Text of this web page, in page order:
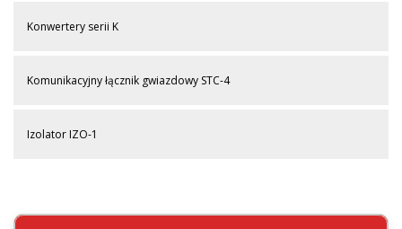
Konwertery serii K
Komunikacyjny łącznik gwiazdowy STC-4
Izolator IZO-1